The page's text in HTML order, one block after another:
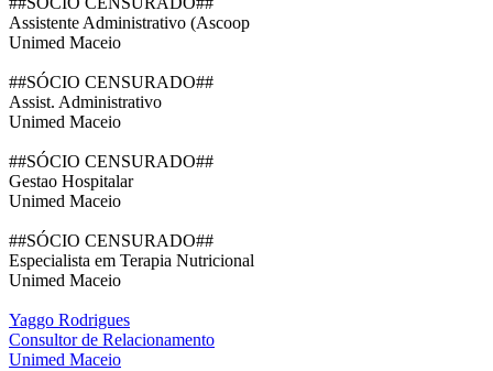
Assistente Administrativo (Ascoop
Unimed Maceio
##SÓCIO CENSURADO##
Assist. Administrativo
Unimed Maceio
##SÓCIO CENSURADO##
Gestao Hospitalar
Unimed Maceio
##SÓCIO CENSURADO##
Especialista em Terapia Nutricional
Unimed Maceio
Yaggo Rodrigues
Consultor de Relacionamento
Unimed Maceio